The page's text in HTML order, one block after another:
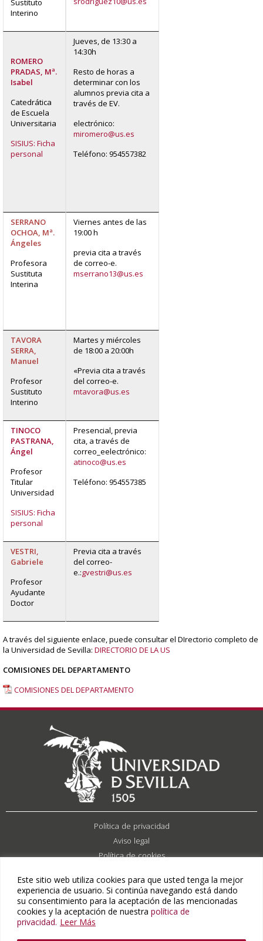
Este sitio web utiliza cookies para que usted tenga la mejor
experiencia de usuario. Si continúa navegando está dando
su consentimiento para la aceptación de las mencionadas
cookies y la aceptación de nuestra política de
privacidad. Leer Más
Sustituto
Interino
ROMERO
PRADAS, Mª.
Isabel
Catedrática
de Escuela
Universitaria
SISIUS: Ficha
personal
Jueves, de 13:30 a
14:30h
Resto de horas a
determinar con los
alumnos previa cita a
través de EV.
electrónico:
miromero@us.es
Teléfono: 954557382
SERRANO
OCHOA, Mª.
Ángeles
Profesora
Sustituta
Interina
Viernes antes de las
19:00 h
previa cita a través
de correo-e.
mserrano13@us.es
TAVORA
SERRA,
Manuel
Profesor
Sustituto
Interino
Martes y miércoles
de 18:00 a 20:00h
«Previa cita a través
del correo-e.
mtavora@us.es
TINOCO
PASTRANA,
Ángel
Profesor
Titular
Universidad
SISIUS: Ficha
personal
Presencial, previa
cita, a través de
correo_eelectrónico:
atinoco@us.es
Teléfono: 954557385
VESTRI,
Gabriele
Profesor
Ayudante
Doctor
Previa cita a través
del correo-
e.:gvestri@us.es
A través del siguiente enlace, puede consultar el DIrectorio completo de
la Universidad de Sevilla: DIRECTORIO DE LA US
COMISIONES DEL DEPARTAMENTO
COMISIONES DEL DEPARTAMENTO
Política de privacidad
Aviso legal
Política de cookies
Copyright 2026 © Todos los derechos reservados
Departamento de Derecho Procesal.